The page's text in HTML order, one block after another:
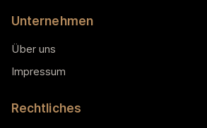
Unternehmen
Über uns
Impressum
Rechtliches